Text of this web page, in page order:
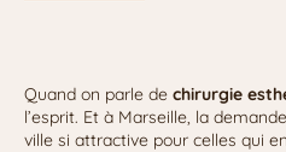
Quand on parle de chirurgie
l’esprit. Et à Marseille, la
ville si attractive pour celles qui